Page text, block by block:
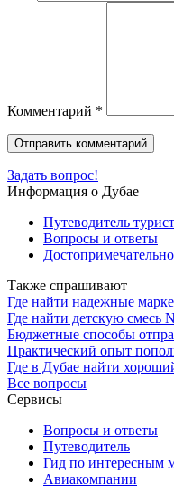
Комментарий *
Задать вопрос!
Информация о Дубае
Путеводитель
Вопросы и ответы
Также спрашивают
Где найти надежные
Где найти детскую смесь
Бюджетные способы
Практический опыт
Где в Дубае найти
Все вопросы
Сервисы
Вопросы и ответы
Путеводитель
Гид по интересным
Авиакомпании